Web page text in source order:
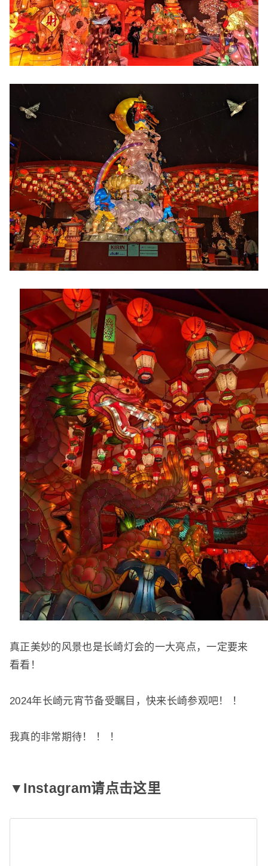
真正美妙的风景也是长崎灯会的一大亮点，一定要来
看看！
2024年长崎元宵节备受瞩目，快来长崎参观吧！ ！
我真的非常期待！ ！ ！
▼Instagram请点击这里